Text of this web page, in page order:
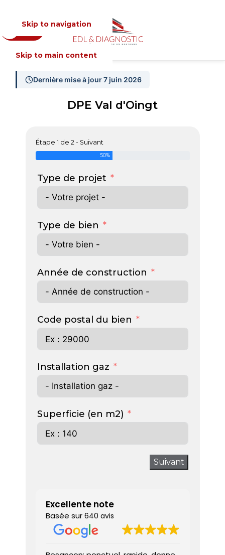
Skip to navigation
Skip to main content
MENU
Dernière mise à jour 7 juin 2026
DPE Val d'Oingt
Étape 1 de 2 - Suivant
50%
Type de projet
Type de bien
Année de construction
Code postal du bien
Installation gaz
Superficie (en m2)
Suivant
Excellente note
Basée sur 640 avis